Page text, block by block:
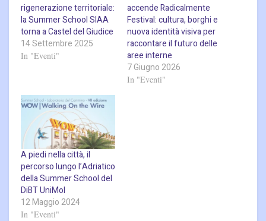
rigenerazione territoriale:
la Summer School SIAA
torna a Castel del Giudice
14 Settembre 2025
In "Eventi"
accende Radicalmente
Festival: cultura, borghi e
nuova identità visiva per
raccontare il futuro delle
aree interne
7 Giugno 2026
In "Eventi"
A piedi nella città, il
percorso lungo l’Adriatico
della Summer School del
DiBT UniMol
12 Maggio 2024
In "Eventi"